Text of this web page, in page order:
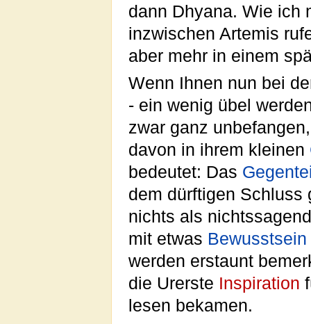
dann Dhyana. Wie ich
inzwischen Artemis
aber mehr in einem
Wenn Ihnen nun bei
- ein wenig übel
zwar ganz
davon in ihrem kleinen
bedeutet: Das
dem dürftigen Schluss
nichts als
mit etwas Bewusstsein
werden erstaunt
die Urerste Inspiration
lesen bekamen.